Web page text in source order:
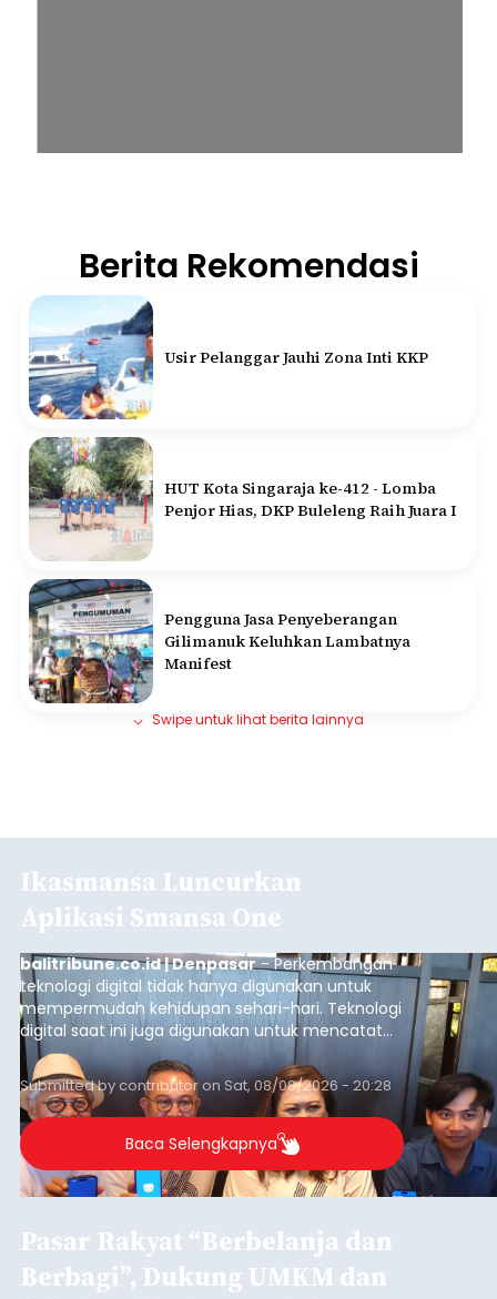
Berita Rekomendasi
Usir Pelanggar Jauhi Zona Inti KKP
HUT Kota Singaraja ke-412 - Lomba
Penjor Hias, DKP Buleleng Raih Juara I
Pengguna Jasa Penyeberangan
Gilimanuk Keluhkan Lambatnya
Manifest
Swipe untuk lihat berita lainnya
Ikasmansa Luncurkan
Aplikasi Smansa One
balitribune.co.id | Denpasar- Perkembangan
teknologi digital tidak hanya digunakan untuk
mempermudah kehidupan sehari-hari. Teknologi
digital saat ini juga digunakan untuk mencatat
dan mengelola data base alumni dari suatu
sekolah, salah satunya adalah alumni SMA 1
Denpasar.
Submitted bycontributoronSat, 08/08/2026 - 20:28
Baca Selengkapnya
Pasar Rakyat “Berbelanja dan
Berbagi”, Dukung UMKM dan